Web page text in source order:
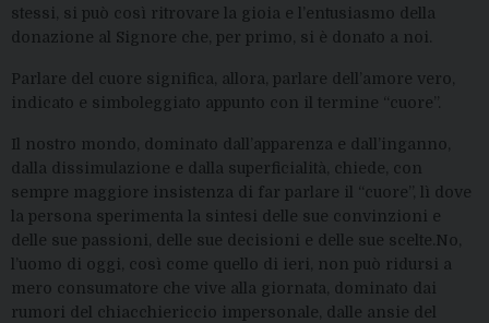
stessi, si può così ritrovare la gioia e l’entusiasmo della
donazione al Signore che, per primo, si è donato a noi.
Parlare del cuore significa, allora, parlare dell’amore vero,
indicato e simboleggiato appunto con il termine “cuore”.
Il nostro mondo, dominato dall’apparenza e dall’inganno,
dalla dissimulazione e dalla superficialità, chiede, con
sempre maggiore insistenza di far parlare il “cuore”, lì dove
la persona sperimenta la sintesi delle sue convinzioni e
delle sue passioni, delle sue decisioni e delle sue scelte. No,
l’uomo di oggi, così come quello di ieri, non può ridursi a
mero consumatore che vive alla giornata, dominato dai
rumori del chiacchiericcio impersonale, dalle ansie del